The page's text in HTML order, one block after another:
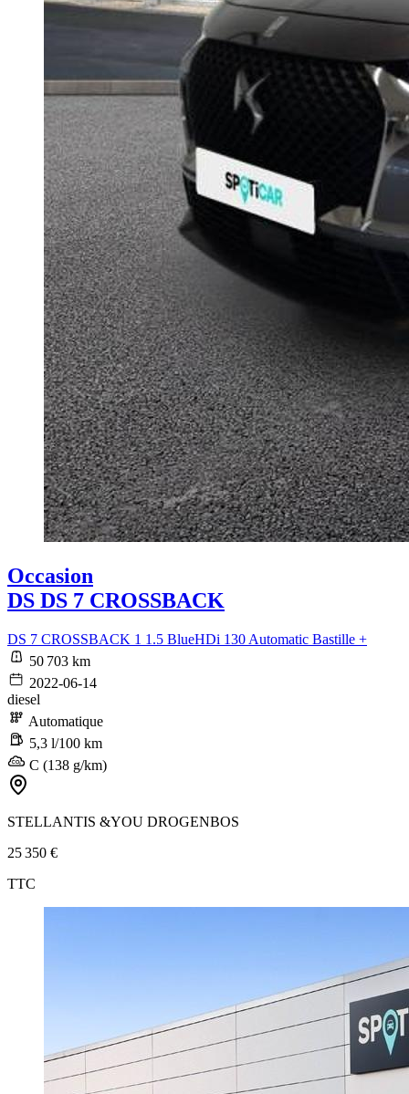
Occasion
DS DS 7 CROSSBACK
DS 7 CROSSBACK 1 1.5 BlueHDi 130 Automatic Bastille +
50 703 km
2022-06-14
diesel
Automatique
5,3 l/100 km
C (138 g/km)
STELLANTIS &YOU DROGENBOS
25 350 €
TTC